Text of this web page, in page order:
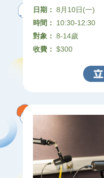
日期： 8月10日(一)
時間：
10:30-12:30
對象： 8-14歲
收費： $300